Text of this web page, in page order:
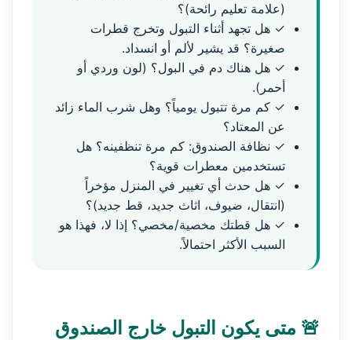
(علامة تعليم رائحة)؟
✓ هل تجهد أثناء التبول وتخرج قطرات
صغيرة؟ قد يشير لألم أو انسداد.
✓ هل هناك دم في البول؟ (لون وردي أو
أحمر).
✓ كم مرة تتبول يومياً؟ وهل شرب الماء زائد
عن المعتاد؟
✓ نظافة الصندوق: كم مرة تنظفينه؟ هل
تستخدمين معطرات قوية؟
✓ هل حدث أي تغيير في المنزل مؤخراً
(انتقال، ضيوف، اثاث جديد، قط جديد)؟
✓ هل قطتك مخصية/مخصي؟ إذا لا، فهذا هو
السبب الأكثر احتمالاً.
🚨 متى يكون التبول خارج الصندوق